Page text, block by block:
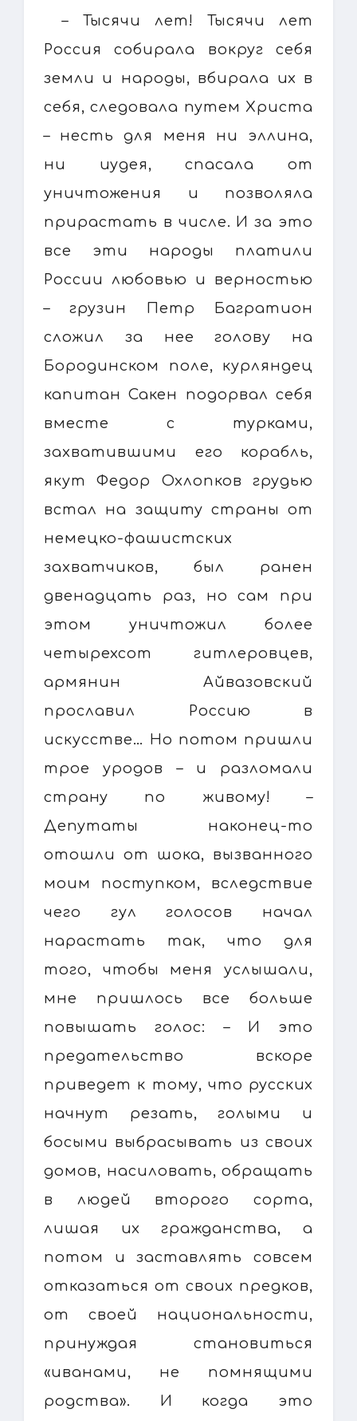
– Тысячи лет! Тысячи лет
Россия собирала вокруг себя
земли и народы, вбирала их в
себя, следовала путем Христа
– несть для меня ни эллина,
ни иудея, спасала от
уничтожения и позволяла
прирастать в числе. И за это
все эти народы платили
России любовью и верностью
– грузин Петр Багратион
сложил за нее голову на
Бородинском поле, курляндец
капитан Сакен подорвал себя
вместе с турками,
захватившими его корабль,
якут Федор Охлопков грудью
встал на защиту страны от
немецко-фашистских
захватчиков, был ранен
двенадцать раз, но сам при
этом уничтожил более
четырехсот гитлеровцев,
армянин Айвазовский
прославил Россию в
искусстве… Но потом пришли
трое уродов – и разломали
страну по живому! –
Депутаты наконец-то
отошли от шока, вызванного
моим поступком, вследствие
чего гул голосов начал
нарастать так, что для
того, чтобы меня услышали,
мне пришлось все больше
повышать голос: – И это
предательство вскоре
приведет к тому, что русских
начнут резать, голыми и
босыми выбрасывать из своих
домов, насиловать, обращать
в людей второго сорта,
лишая их гражданства, а
потом и заставлять совсем
отказаться от своих предков,
от своей национальности,
принуждая становиться
«иванами, не помнящими
родства». И когда это